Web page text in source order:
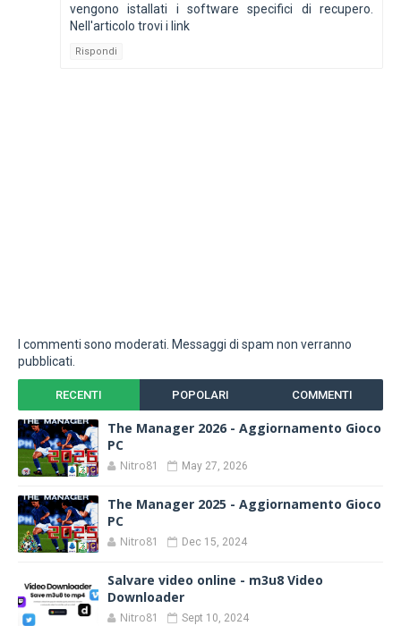
vengono istallati i software specifici di recupero.
Nell'articolo trovi i link
Rispondi
I commenti sono moderati. Messaggi di spam non verranno
pubblicati.
RECENTI POPOLARI COMMENTI
The Manager 2026 - Aggiornamento Gioco
PC
Nitro81 May 27, 2026
The Manager 2025 - Aggiornamento Gioco
PC
Nitro81 Dec 15, 2024
Salvare video online - m3u8 Video
Downloader
Nitro81 Sept 10, 2024